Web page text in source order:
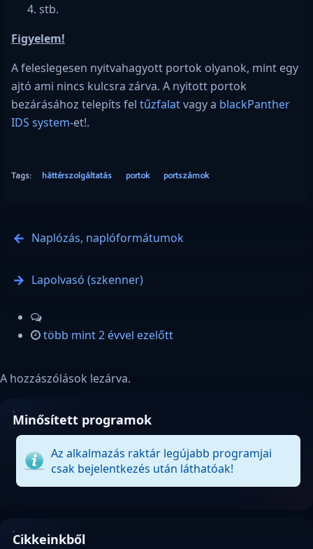
stb.
Figyelem!
A feleslegesen nyitvahagyott portok olyanok, mint egy
ajtó ami nincs kulcsra zárva. A nyitott portok
bezárásához telepíts fel tűzfalatvagy a blackPanther
IDS system-et!.
Tags: háttérszolgáltatás portok portszámok
Naplózás, naplóformátumok
Lapolvasó (szkenner)
több mint 2 évvel ezelőtt
A hozzászólások lezárva.
Minősített programok
Az alkalmazás raktár legújabb programjai
csak bejelentkezés után láthatóak!
Cikkeinkből